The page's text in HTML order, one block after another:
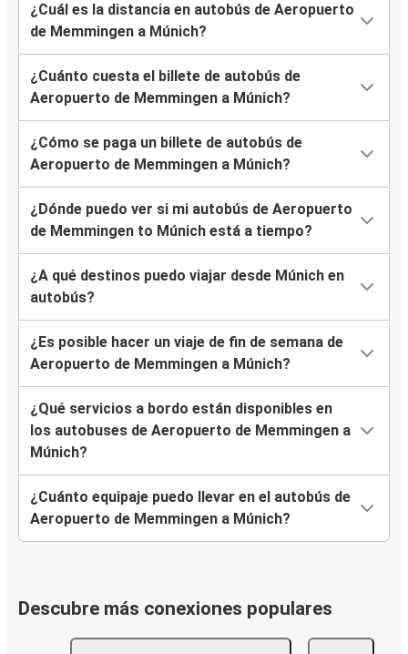
¿Cuál es la distancia en autobús de Aeropuerto
de Memmingen a Múnich?
¿Cuánto cuesta el billete de autobús de
Aeropuerto de Memmingen a Múnich?
¿Cómo se paga un billete de autobús de
Aeropuerto de Memmingen a Múnich?
¿Dónde puedo ver si mi autobús de Aeropuerto
de Memmingen to Múnich está a tiempo?
¿A qué destinos puedo viajar desde Múnich en
autobús?
¿Es posible hacer un viaje de fin de semana de
Aeropuerto de Memmingen a Múnich?
¿Qué servicios a bordo están disponibles en
los autobuses de Aeropuerto de Memmingen a
Múnich?
¿Cuánto equipaje puedo llevar en el autobús de
Aeropuerto de Memmingen a Múnich?
Descubre más conexiones populares